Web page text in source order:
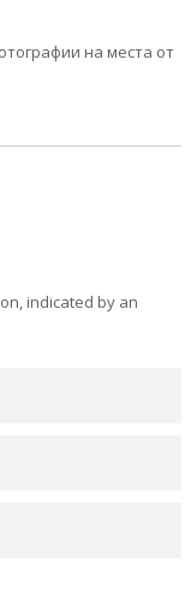
на места от
indicated by an